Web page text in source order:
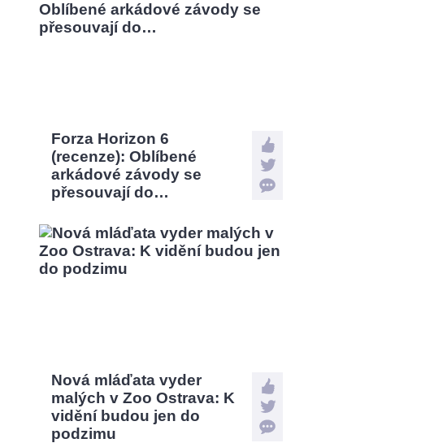
Forza Horizon 6
(recenze): Oblíbené
arkádové závody se
přesouvají do…
Nová mláďata vyder
malých v Zoo Ostrava: K
vidění budou jen do
podzimu